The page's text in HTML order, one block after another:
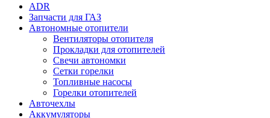
ADR
Запчасти для ГАЗ
Автономные отопители
Вентиляторы отопителя
Прокладки для отопителей
Свечи автономки
Сетки горелки
Топливные насосы
Горелки отопителей
Авточехлы
Аккумуляторы